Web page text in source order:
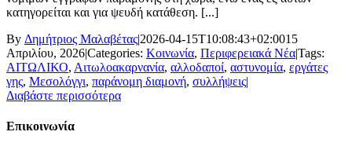
κατηγορείται και για ψευδή κατάθεση. [...]
By Δημήτριος Μαλαβέτας|2026-04-15T10:08:43+02:0015
Απριλίου, 2026|Categories: Κοινωνία, Περιφερειακά Νέα|Tags:
ΑΙΤΩΛΙΚΟ, Αιτωλοακαρνανία, αλλοδαποί, αστυνομία, εργάτες
γης, Μεσολόγγι, παράνομη διαμονή, συλλήψεις|
Διαβάστε περισσότερα
Επικοινωνία